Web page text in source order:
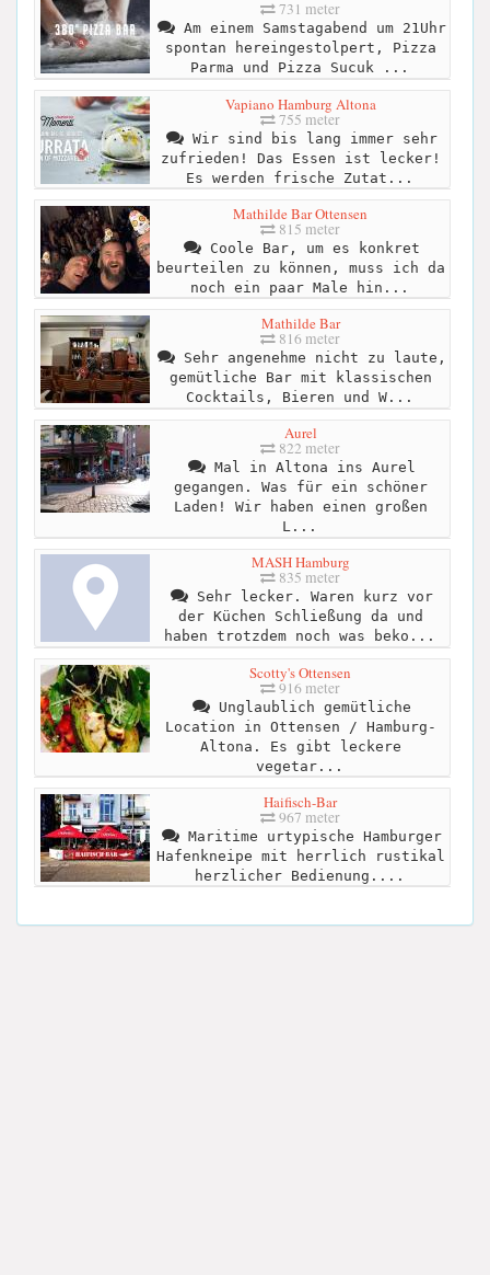
731 meter
Am einem Samstagabend um 21Uhr
spontan hereingestolpert, Pizza
Parma und Pizza Sucuk ...
Vapiano Hamburg Altona
755 meter
Wir sind bis lang immer sehr
zufrieden! Das Essen ist lecker!
Es werden frische Zutat...
Mathilde Bar Ottensen
815 meter
Coole Bar, um es konkret
beurteilen zu können, muss ich da
noch ein paar Male hin...
Mathilde Bar
816 meter
Sehr angenehme nicht zu laute,
gemütliche Bar mit klassischen
Cocktails, Bieren und W...
Aurel
822 meter
Mal in Altona ins Aurel
gegangen. Was für ein schöner
Laden! Wir haben einen großen
L...
MASH Hamburg
835 meter
Sehr lecker. Waren kurz vor
der Küchen Schließung da und
haben trotzdem noch was beko...
Scotty's Ottensen
916 meter
Unglaublich gemütliche
Location in Ottensen / Hamburg-
Altona. Es gibt leckere
vegetar...
Haifisch-Bar
967 meter
Maritime urtypische Hamburger
Hafenkneipe mit herrlich rustikal
herzlicher Bedienung....